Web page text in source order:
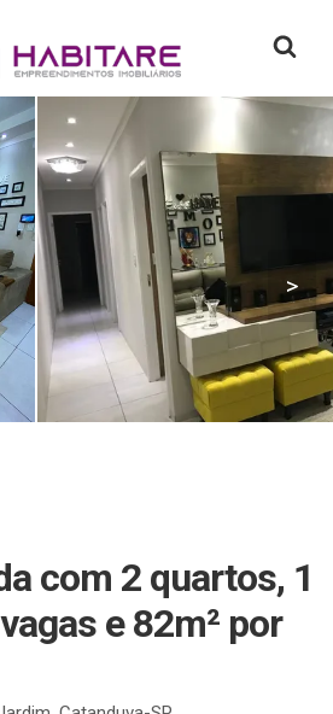
inicial
>
com 2 quartos, 1
e 82m² por